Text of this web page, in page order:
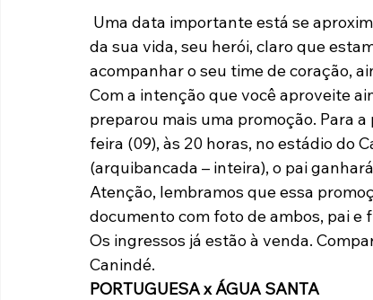
Paulista A2 2019 Portuguesas pelo Brasil
Tabelas Recuperação Judicial
da sua vida, seu herói, claro que
acompanhar o seu time de coração,
Com a intenção que você aproveite
preparou mais uma promoção. Para
feira (09), às 20 horas, no estádio do
(arquibancada – inteira), o pai
Atenção, lembramos que essa
documento com foto de ambos, pai e
Os ingressos já estão à venda.
Canindé.
PORTUGUESA x ÁGUA SANTA